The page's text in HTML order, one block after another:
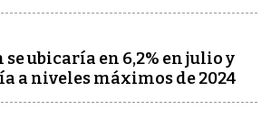
ubicaría en 6,2% en julio y
a niveles máximos de 2024